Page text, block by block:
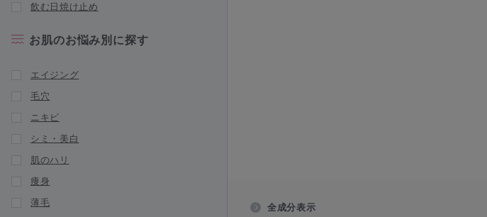
Dシリーズ（デオドラントシリーズ）
ENVIRON（エンビロン）
GAUDISKIN（ガウディスキン）
HERRAS JAPAN（ヘラス ジャパン）
igendo（医源堂）
Jan MARINI（ジャンマリーニ スキンリ
サーチ）
infact（インファクト）
JUJIN（十仁）
飲む日焼け止め
お肌のお悩み別に探す
エイジング
毛穴
ニキビ
シミ・美白
肌のハリ
痩身
薄毛
全成分表示